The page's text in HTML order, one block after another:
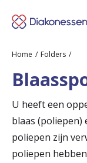
Uw bezoek
Home Folders
U heeft een
blaas (poliepen)
poliepen zijn
poliepen